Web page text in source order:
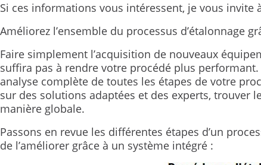
Si ces informations vous intéressent, je vous invite
Améliorez l’ensemble du processus d’étalonnage
Faire simplement l’acquisition de nouveaux
suffira pas à rendre votre procédé plus
analyse complète de toutes les étapes de votre
sur des solutions adaptées et des experts, trouver
manière globale.
Passons en revue les différentes étapes d’un
de l’améliorer grâce à un système intégré :